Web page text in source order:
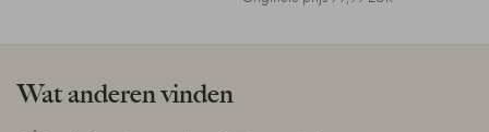
Wat anderen vinden